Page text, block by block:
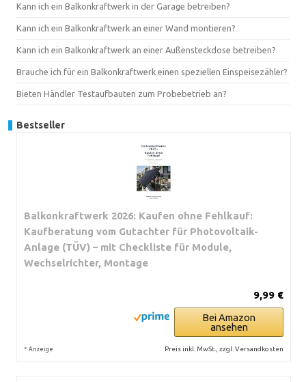
Kann ich ein Balkonkraftwerk in der Garage betreiben?
Kann ich ein Balkonkraftwerk an einer Wand montieren?
Kann ich ein Balkonkraftwerk an einer Außensteckdose betreiben?
Brauche ich für ein Balkonkraftwerk einen speziellen Einspeisezähler?
Bieten Händler Testaufbauten zum Probebetrieb an?
Bestseller
Balkonkraftwerk 2026: Kaufen ohne Fehlkauf:
Kaufberatung vom Gutachter für Photovoltaik-
Anlage (TÜV) – mit Checkliste für Module,
Wechselrichter, Montage
9,99 €
Bei Amazon
ansehen
* Anzeige Preis inkl. MwSt., zzgl. Versandkosten